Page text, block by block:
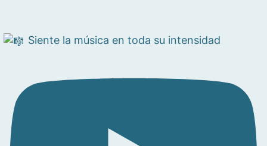
Siente la música en toda su intensidad